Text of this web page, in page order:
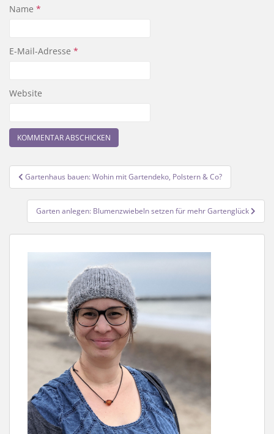
Name *
E-Mail-Adresse *
Website
Beitragsnavigation
Gartenhaus bauen: Wohin mit Gartendeko, Polstern & Co?
Garten anlegen: Blumenzwiebeln setzen für mehr Gartenglück